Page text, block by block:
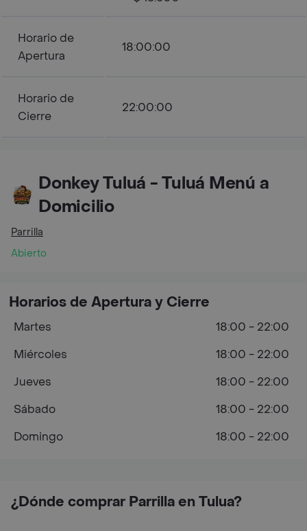
Horario de
Apertura
18:00:00
Horario de
Cierre
22:00:00
Donkey Tuluá - Tuluá Menú a
Domicilio
Parrilla
Abierto
¿Dónde comprar Parrilla en Tulua?
Horarios de Apertura y Cierre
Martes
18:00 - 22:00
Miércoles
18:00 - 22:00
Jueves
18:00 - 22:00
Sábado
18:00 - 22:00
Domingo
18:00 - 22:00